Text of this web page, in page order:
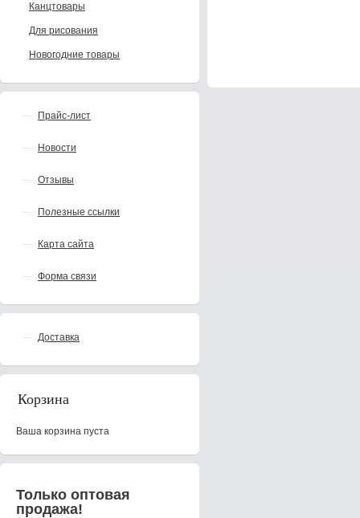
Канцтовары
Для рисования
Новогодние товары
Прайс-лист
Новости
Отзывы
Полезные ссылки
Карта сайта
Форма связи
Доставка
Корзина
Ваша корзина пуста
Только оптовая
продажа!